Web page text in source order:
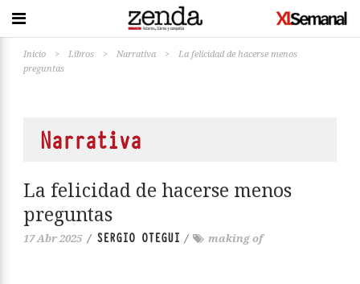
Inicio > Libros > Narrativa >
La felicidad de hacerse menos
preguntas
Narrativa
La felicidad de hacerse menos
preguntas
17 Abr 2025 / SERGIO OTEGUI / making of